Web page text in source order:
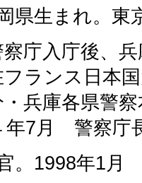
県生まれ。東
庁入庁後、
ランス日本
兵庫各県警
年7月 警察庁
。1998年1月